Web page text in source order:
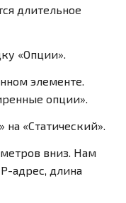
длительное
«Опции».
элементе.
опции».
на «Статический».
вниз. Нам
адрес, длина